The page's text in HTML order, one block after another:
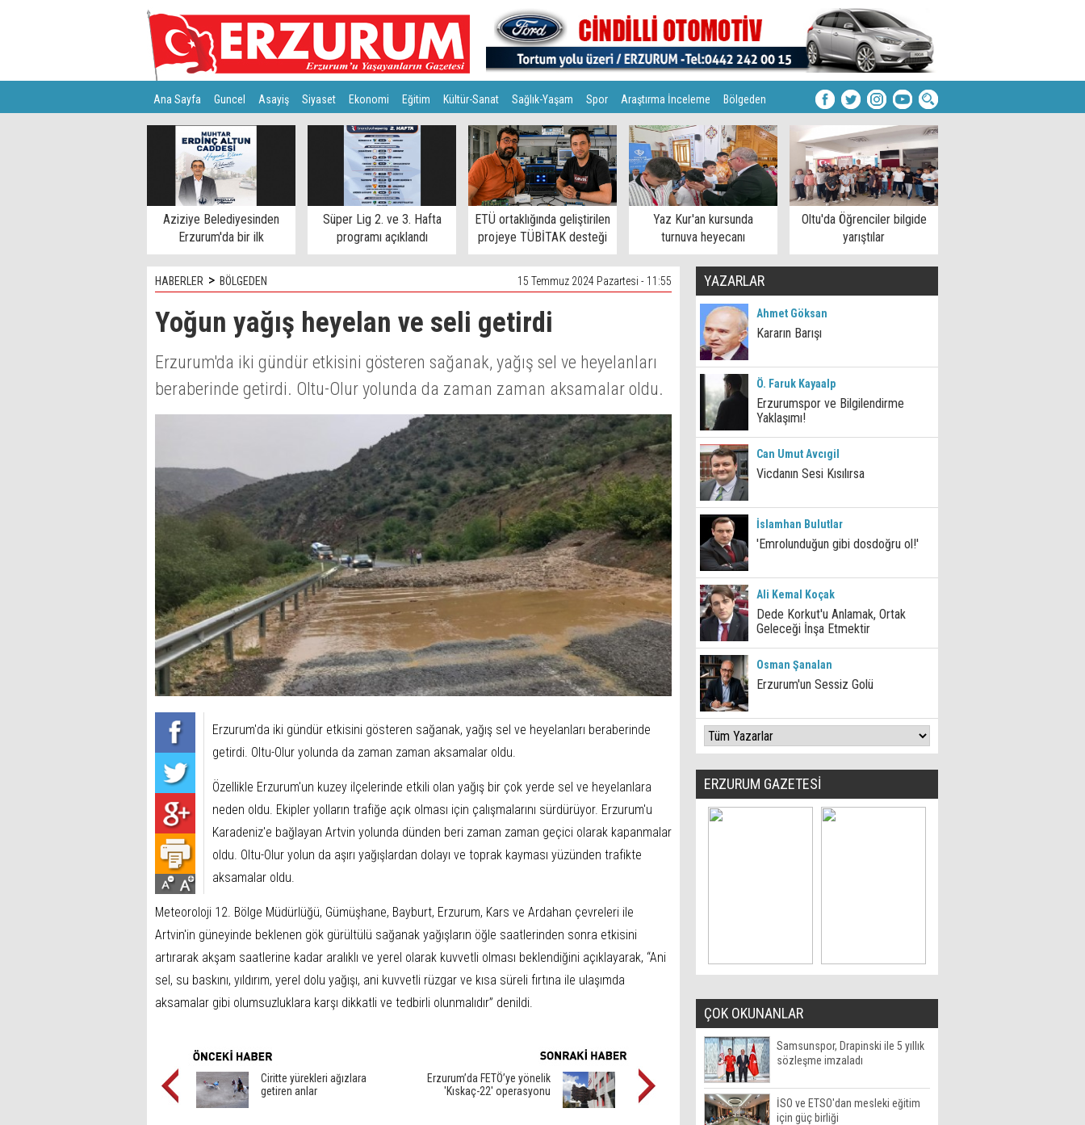
Ana Sayfa Guncel Asayiş Siyaset Ekonomi Eğitim Kültür-Sanat Sağlık-Yaşam Spor Araştırma İnceleme Bölgeden
Teknoloji
Aziziye Belediyesinden
Erzurum'da bir ilk
Süper Lig 2. ve 3. Hafta
programı açıklandı
ETÜ ortaklığında geliştirilen
projeye TÜBİTAK desteği
Yaz Kur'an kursunda
turnuva heyecanı
Oltu'da Öğrenciler bilgide
yarıştılar
HABERLER > BÖLGEDEN 15 Temmuz 2024 Pazartesi - 11:55
Yoğun yağış heyelan ve seli getirdi
Erzurum'da iki gündür etkisini gösteren sağanak, yağış sel ve heyelanları
beraberinde getirdi. Oltu-Olur yolunda da zaman zaman aksamalar oldu.
Erzurum'da iki gündür etkisini gösteren sağanak, yağış sel ve heyelanları beraberinde
getirdi. Oltu-Olur yolunda da zaman zaman aksamalar oldu.
Özellikle Erzurum'un kuzey ilçelerinde etkili olan yağış bir çok yerde sel ve heyelanlara
neden oldu. Ekipler yolların trafiğe açık olması için çalışmalarını sürdürüyor. Erzurum'u
Karadeniz'e bağlayan Artvin yolunda dünden beri zaman zaman geçici olarak kapanmalar
oldu. Oltu-Olur yolun da aşırı yağışlardan dolayı ve toprak kayması yüzünden trafikte
aksamalar oldu.
Meteoroloji 12. Bölge Müdürlüğü, Gümüşhane, Bayburt, Erzurum, Kars ve Ardahan çevreleri ile
Artvin'in güneyinde beklenen gök gürültülü sağanak yağışların öğle saatlerinden sonra etkisini
artırarak akşam saatlerine kadar aralıklı ve yerel olarak kuvvetli olması beklendiğini açıklayarak, “Ani
sel, su baskını, yıldırım, yerel dolu yağışı, ani kuvvetli rüzgar ve kısa süreli fırtına ile ulaşımda
aksamalar gibi olumsuzluklara karşı dikkatli ve tedbirli olunmalıdır” denildi.
Ciritte yürekleri ağızlara
getiren anlar
Erzurum’da FETÖ’ye yönelik
'Kıskaç-22' operasyonu
YAZARLAR
Ahmet Göksan
Kararın Barışı
Ö. Faruk Kayaalp
Erzurumspor ve Bilgilendirme
Yaklaşımı!
Can Umut Avcıgil
Vicdanın Sesi Kısılırsa
İslamhan Bulutlar
'Emrolunduğun gibi dosdoğru ol!'
Ali Kemal Koçak
Dede Korkut'u Anlamak, Ortak
Geleceği İnşa Etmektir
Osman Şanalan
Erzurum'un Sessiz Golü
ERZURUM GAZETESİ
ÇOK OKUNANLAR
Samsunspor, Drapinski ile 5 yıllık
sözleşme imzaladı
İSO ve ETSO'dan mesleki eğitim
için güç birliği